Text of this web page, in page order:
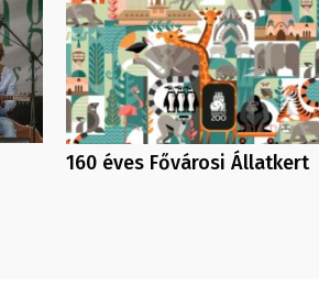
160 éves Fővárosi Állatkert